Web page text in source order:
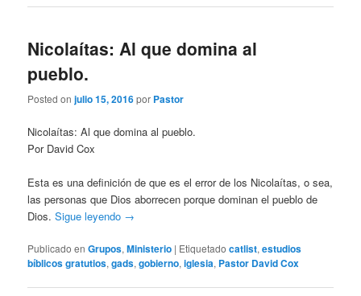
Nicolaítas: Al que domina al
pueblo.
Posted onjulio 15, 2016por Pastor
Nicolaítas: Al que domina al pueblo.
Por David Cox
Esta es una definición de que es el error de los Nicolaítas, o sea,
las personas que Dios aborrecen porque dominan el pueblo de
Dios.Sigue leyendo →
Publicado en Grupos,Ministerio | Etiquetado catlist,estudios
bíblicos gratutios,gads,gobierno,iglesia, Pastor David Cox